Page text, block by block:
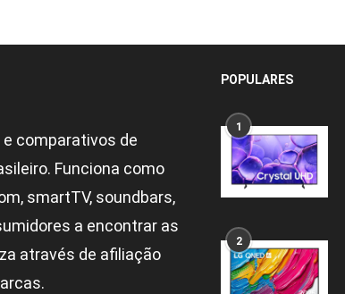
comparativos de
Funciona como
smartTV, soundbars,
a encontrar as
através de afiliação
POPULARES
1
2